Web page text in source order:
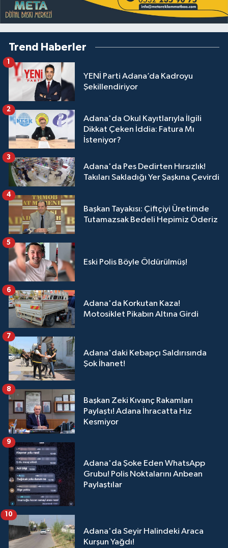
Trend Haberler
YENİ Parti Adana’da Kadroyu
Şekillendiriyor
1
Adana'da Okul Kayıtlarıyla İlgili
Dikkat Çeken İddia: Fatura Mı
İsteniyor?
2
Adana'da Pes Dedirten Hırsızlık!
Takıları Sakladığı Yer Şaşkına Çevirdi
3
Başkan Tayakısı: Çiftçiyi Üretimde
Tutamazsak Bedeli Hepimiz Öderiz
4
Eski Polis Böyle Öldürülmüş!
5
Adana'da Korkutan Kaza!
Motosiklet Pikabın Altına Girdi
6
Adana'daki Kebapçı Saldırısında
Şok İhanet!
7
Başkan Zeki Kıvanç Rakamları
Paylaştı! Adana İhracatta Hız
Kesmiyor
8
Adana'da Şoke Eden WhatsApp
Grubu! Polis Noktalarını Anbean
Paylaştılar
9
Adana'da Seyir Halindeki Araca
Kurşun Yağdı!
10